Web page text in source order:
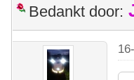
Bedankt door: